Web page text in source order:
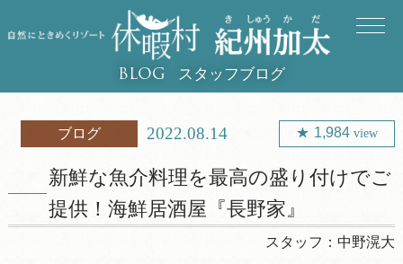
BLOG スタッフブログ
ブログ 2022.08.14 1,984view
新鮮な魚介料理を最高の盛り付けでご
提供！海鮮居酒屋『長野家』
スタッフ：中野滉大